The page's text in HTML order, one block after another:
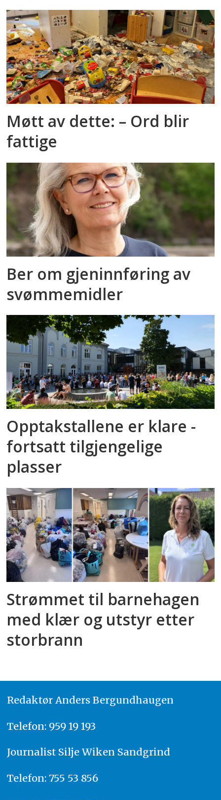
Møtt av dette: – Ord blir
fattige
Ber om gjeninnføring av
svømmemidler
Opptakstallene er klare -
fortsatt tilgjengelige
plasser
Strømmet til barnehagen
med klær og utstyr etter
storbrann
Redaktør Anders Bergundhaugen
Telefon: 959 19 193
Journalist Silje Wiken Sandgrind
Telefon: 755 53 856